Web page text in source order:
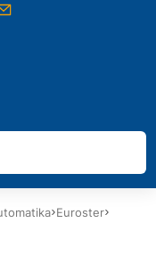
Euroster